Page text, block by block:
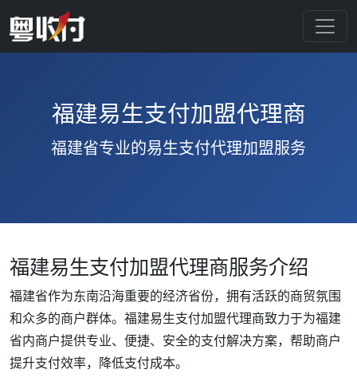
福建易生支付加盟代理商
福建省专业的易生支付代理加盟服务
福建易生支付加盟代理商服务介绍
福建省作为东南沿海重要的经济省份，拥有活跃的商贸氛围
和众多的商户群体。福建易生支付加盟代理商致力于为福建
省内商户提供专业、便捷、安全的支付解决方案，帮助商户
提升支付效率，降低支付成本。